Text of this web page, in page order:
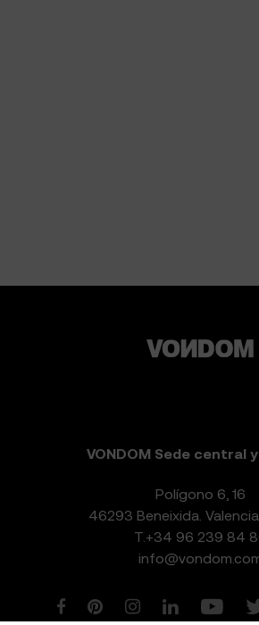
VONDOM Sede central
Polígono 6, 16
46293 Beneixida.
T. +34 96 239 84